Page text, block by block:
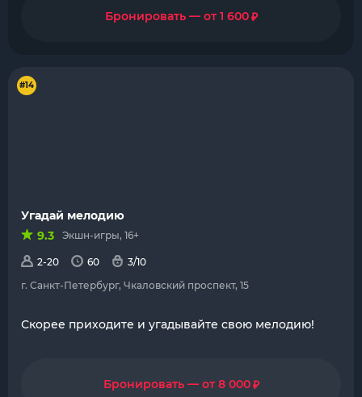
Бронировать — от 1 600₽
#14
Угадай мелодию
9.3
Экшн-игры, 16+
2-20 60
3/10
г. Санкт-Петербург, Чкаловский проспект, 15
Скорее приходите и угадывайте свою мелодию!
Бронировать — от 8 000₽